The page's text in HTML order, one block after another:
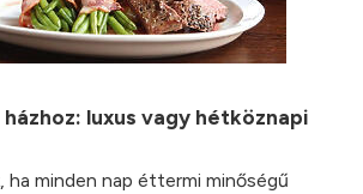
luxus vagy hétköznapi
ha minden nap éttermi minőségű